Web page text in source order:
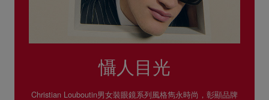
懾人目光
Christian Louboutin男女裝眼鏡系列風格雋永時尚，彰顯品牌